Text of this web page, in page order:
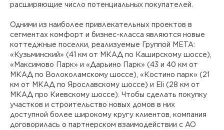
расширяющие число потенциальных покупателей.
Одними из наиболее привлекательных проектов в
сегментах комфорт и бизнес-класса являются новые
коттеджные поселки, реализуемые Группой МЕТА:
«Кузьминский» (41 км от МКАД по Каширскому шоссе),
«Максимово Парк» и «Дарьино Парк» (43 и 40 км от
МКАД по Волоколамскому шоссе), «Костино парк» (21
км от МКАД по Ярославскому шоссе) и Eli (28 км от
МКАД про Киевскому шоссе). Чтобы сделать покупку
участков и строительство новых домов в них
доступной более широкому кругу клиентов, компания
договорилась о партнерском взаимодействии с АО